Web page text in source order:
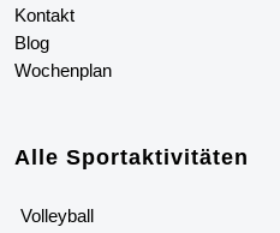
Kontakt
Blog
Wochenplan
Alle Sportaktivitäten
Volleyball